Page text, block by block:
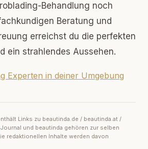
Behandlung noch
Beratung und
erreichst du die perfekten
ein strahlendes Aussehen.
Experten in deiner Umgebung
Links zu beautinda.de / beautinda.at /
und beautinda gehören zur selben
redaktionellen Inhalte werden davon